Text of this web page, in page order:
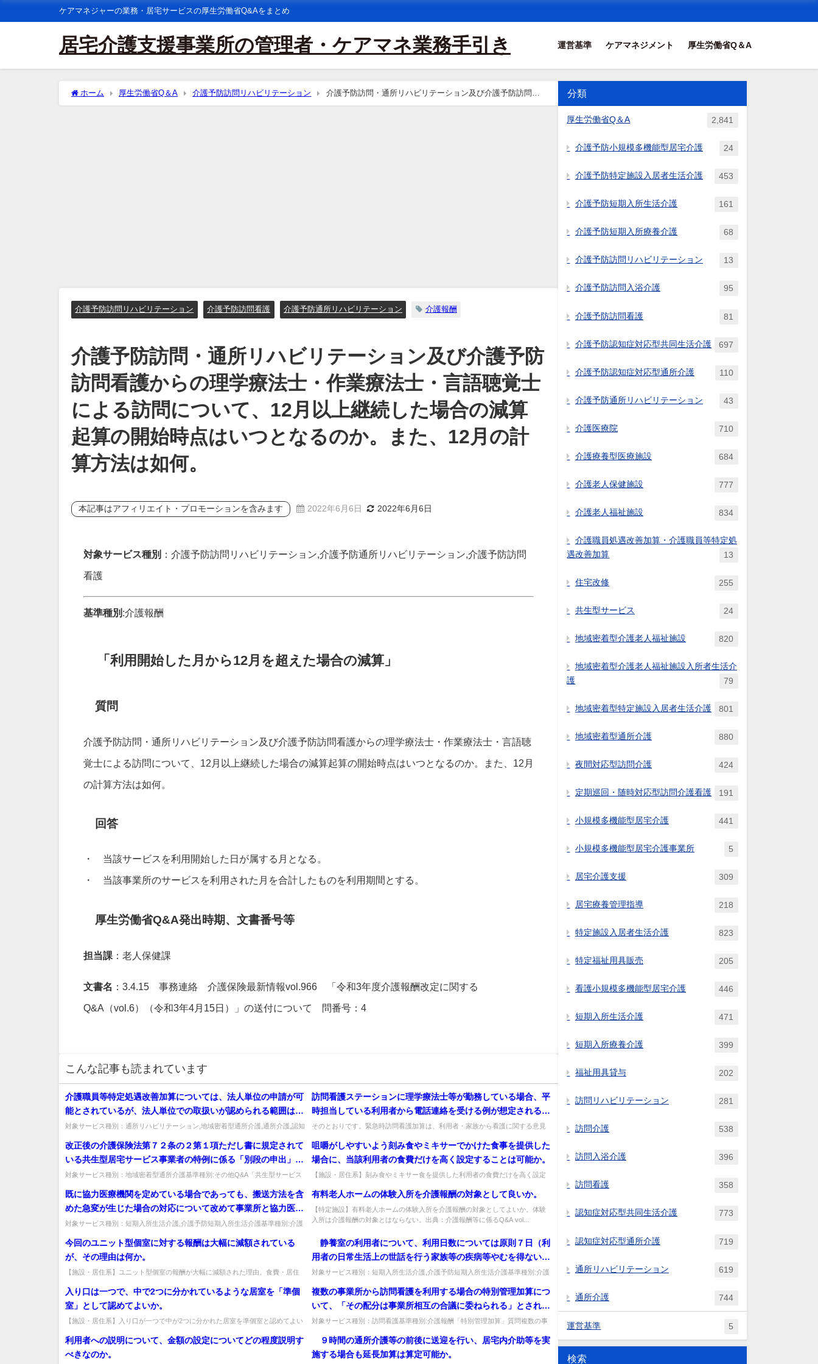
ケアマネジャーの業務・居宅サービスの厚生労働省Q&Aをまとめ
居宅介護支援事業所の管理者・ケアマネ業務手引き 運営基準 ケアマネジメント 厚生労働省Q＆A
ホーム 厚生労働省Q＆A 介護予防訪問リハビリテーション
介護予防訪問・通所リハビリテーション及び介護予防訪問看
護からの理学療法士・作業療法士・言語聴覚士による訪問について、12月以上継続した場合の減算起算の開始時点はいつとなるの
介護予防訪問リハビリテーション 介護予防訪問看護 介護予防通所リハビリテーション 介護報酬
介護予防訪問・通所リハビリテーション及び介護予防
訪問看護からの理学療法士・作業療法士・言語聴覚士
による訪問について、12月以上継続した場合の減算
起算の開始時点はいつとなるのか。また、12月の計
算方法は如何。
本記事はアフィリエイト・プロモーションを含みます 2022年6月6日 2022年6月6日
対象サービス種別 ：介護予防訪問リハビリテーション,介護予防通所リハビリテーション,介護予防訪問
看護
基準種別 :介護報酬
「利用開始した月から12月を超えた場合の減算」
質問
介護予防訪問・通所リハビリテーション及び介護予防訪問看護からの理学療法士・作業療法士・言語聴
覚士による訪問について、12月以上継続した場合の減算起算の開始時点はいつとなるのか。また、12月
の計算方法は如何。
回答
・ 当該サービスを利用開始した日が属する月となる。
・ 当該事業所のサービスを利用された月を合計したものを利用期間とする。
厚生労働省Q&A発出時期、文書番号等
担当課 ：老人保健課
文書名 ：3.4.15 事務連絡 介護保険最新情報vol.966 「令和3年度介護報酬改定に関する
Q&A（vol.6）（令和3年4月15日）」の送付について 問番号：4
こんな記事も読まれています
介護職員等特定処遇改善加算については、法人単位の申請が可
能とされているが、法人単位での取扱いが認められる範囲はど
こまでか。
対象サービス種別：通所リハビリテーション,地域密着型通所介護,通所介護,認知
訪問看護ステーションに理学療法士等が勤務している場合、平
時担当している利用者から電話連絡を受ける例が想定される
が、この場合も速やかに看護師又は保健師に連絡するのか。
そのとおりです。緊急時訪問看護加算は、利用者・家族から看護に関する意見
改正後の介護保険法第７２条の２第１項ただし書に規定されて
いる共生型居宅サービス事業者の特例に係る「別段の申出」と
は具体的にどのような場合に行われることを想定しているの
か。 （１）例えば、障害福祉制度の生活介護の指定を受けて
いる事業所が、指定申請を行う場合、 （ア）「別段の申
けることができる （イ）「別段の申出」をすれば、通常の
通所介護の基準に基づき指定を受けることになる ということ
か。 （２）介護報酬については、 上記（ア）の場合、基本
報酬は所定単位数に９３／１００を乗じた単位数 上記
（イ）の場合、基本報酬は所定単位数（通常の通所介護と同
じ） ということか。
対象サービス種別：地域密着型通所介護基準種別:その他Q&A「共生型サービス
咀嚼がしやすいよう刻み食やミキサーでかけた食事を提供した
場合に、当該利用者の食費だけを高く設定することは可能か。
【施設・居住系】刻み食やミキサー食を提供した利用者の食費だけを高く設定
既に協力医療機関を定めている場合であっても、搬送方法を含
めた急変が生じた場合の対応について改めて事業所と協力医療
機関で書面による合意を得る必要があるか。
対象サービス種別：短期入所生活介護,介護予防短期入所生活介護基準種別:介護
有料老人ホームの体験入所を介護報酬の対象として良いか。
【特定施設】有料老人ホームの体験入所を介護報酬の対象としてよいか。体験
入所は介護報酬の対象とはならない。出典：介護報酬等に係るQ&A vol...
今回のユニット型個室に対する報酬は大幅に減額されている
が、その理由は何か。
【施設・居住系】ユニット型個室の報酬が大幅に減額された理由。食費・居住
静養室の利用者について、利用日数については原則７日（利
用者の日常生活上の世話を行う家族等の疾病等やむを得ない事
情がある場合は14日）が限度となるが、他の短期入所生活介護
事業所等の利用調整ができなかった場合など、この利用日数を
超えて静養室を連続して利用せざるを得ない場合、その日以後
は報酬の算定ができず、かつ定員超過利用にあたると解釈して
よいか。
対象サービス種別：短期入所生活介護,介護予防短期入所生活介護基準種別:介護
入り口は一つで、中で2つに分かれているような居室を「準個
室」として認めてよいか。
【施設・居住系】入り口が一つで中が2つに分かれた居室を準個室と認めてよい
複数の事業所から訪問看護を利用する場合の特別管理加算につ
いて、「その配分は事業所相互の合議に委ねられる」とされて
いるが、その具体的な内容について
対象サービス種別：訪問看護基準種別:介護報酬「特別管理加算」質問複数の事
利用者への説明について、金額の設定についてどの程度説明す
べきなのか。
９時間の通所介護等の前後に送迎を行い、居宅内介助等を実
施する場合も延長加算は算定可能か。
分類
厚生労働省Q＆A 2,841
介護予防小規模多機能型居宅介護 24
介護予防特定施設入居者生活介護 453
介護予防短期入所生活介護 161
介護予防短期入所療養介護 68
介護予防訪問リハビリテーション 13
介護予防訪問入浴介護 95
介護予防訪問看護 81
介護予防認知症対応型共同生活介護 697
介護予防認知症対応型通所介護 110
介護予防通所リハビリテーション 43
介護医療院 710
介護療養型医療施設 684
介護老人保健施設 777
介護老人福祉施設 834
介護職員処遇改善加算・介護職員等特定処
遇改善加算
13
住宅改修 255
共生型サービス 24
地域密着型介護老人福祉施設 820
地域密着型介護老人福祉施設入所者生活介
護
79
地域密着型特定施設入居者生活介護 801
地域密着型通所介護 880
夜間対応型訪問介護 424
定期巡回・随時対応型訪問介護看護 191
小規模多機能型居宅介護 441
小規模多機能型居宅介護事業所 5
居宅介護支援 309
居宅療養管理指導 218
特定施設入居者生活介護 823
特定福祉用具販売 205
看護小規模多機能型居宅介護 446
短期入所生活介護 471
短期入所療養介護 399
福祉用具貸与 202
訪問リハビリテーション 281
訪問介護 538
訪問入浴介護 396
訪問看護 358
認知症対応型共同生活介護 773
認知症対応型通所介護 719
通所リハビリテーション 619
通所介護 744
運営基準 5
検索